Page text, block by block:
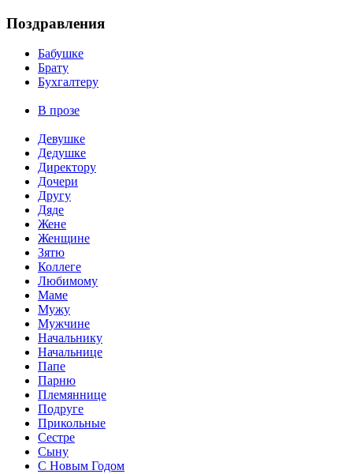
Поздравления
Бабушке
Брату
Бухгалтеру
В прозе
Девушке
Дедушке
Директору
Дочери
Другу
Дяде
Жене
Женщине
Зятю
Коллеге
Любимому
Маме
Мужу
Мужчине
Начальнику
Начальнице
Папе
Парню
Племяннице
Подруге
Прикольные
Сестре
Сыну
С Новым Годом